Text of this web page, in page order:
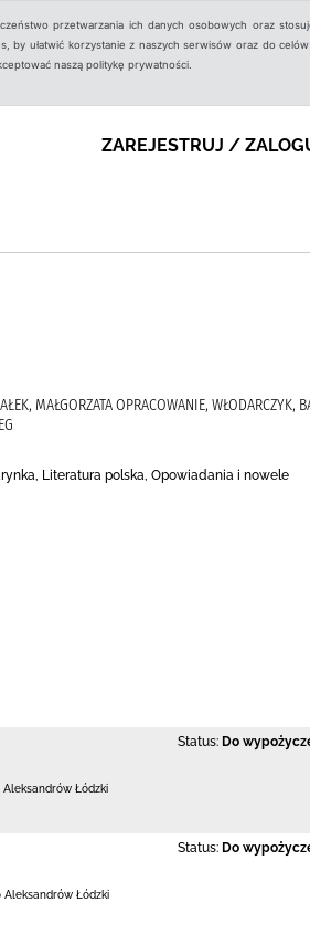
przetwarzania ich danych osobowych oraz
ułatwić korzystanie z naszych serwisów oraz do
naszą politykę prywatności.
ZAREJESTRUJ /
MAŁGORZATA OPRACOWANIE,
Literatura polska, Opowiadania i nowele
Status: Do
Aleksandrów Łódzki
Status: Do
Aleksandrów Łódzki